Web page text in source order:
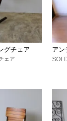
グチェア
ェア
ア